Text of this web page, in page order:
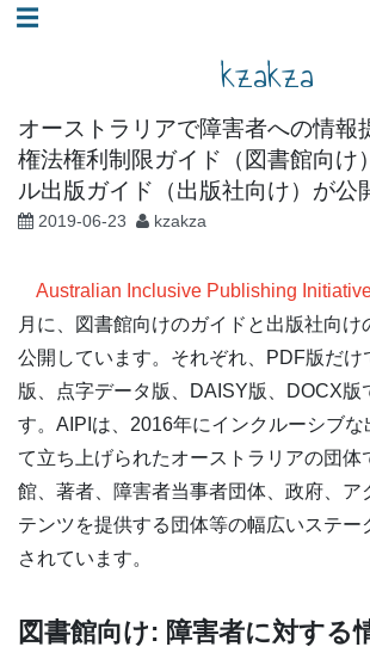
コ☰
kzakza
オーストラリアで障害者への情報
権法権利制限ガイド（図書館向け
ル出版ガイド（出版社向け）が公
2019-06-23 kzakza
Australian Inclusive Publishing
月に、図書館向けのガイドと出版社向け
公開しています。それぞれ、PDF版だけ
版、点字データ版、DAISY版、DOCX版
す。AIPIは、2016年にインクルーシブな
て立ち上げられたオーストラリアの団体
館、著者、障害者当事者団体、政府、ア
テンツを提供する団体等の幅広いステー
されています。
図書館向け: 障害者に対する